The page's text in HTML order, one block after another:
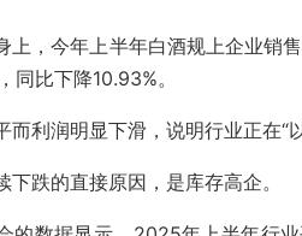
上，今年上半年白酒规上企业销
同比下降10.93%。
而利润明显下滑，说明行业正在“
下跌的直接原因，是库存高企。